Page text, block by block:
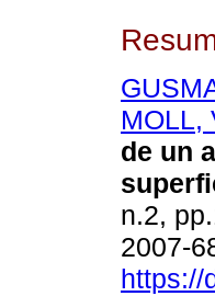
MOLL,
de un
n.2,
2007-
https://